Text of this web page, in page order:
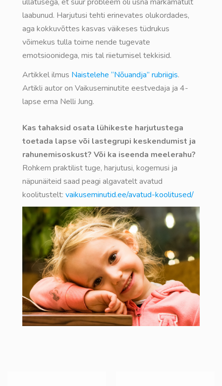
laabunud. Harjutusi tehti erinevates olukordades,
aga kokkuvõttes kasvas väikeses tüdrukus
võimekus tulla toime nende tugevate
emotsioonidega, mis tal riietumisel tekkisid.
Artikkel ilmus Naistelehe “Nõuandja” rubriigis.
Artikli autor on Vaikuseminutite eestvedaja ja 4-
lapse ema Nelli Jung.
Kas tahaksid osata lühikeste harjutustega
toetada lapse või lastegrupi keskendumist ja
rahunemisoskust? Või ka iseenda meelerahu?
Rohkem praktilist tuge, harjutusi, kogemusi ja
näpunäiteid saad peagi algavatelt avatud
koolitustelt: vaikuseminutid.ee/avatud-koolitused/